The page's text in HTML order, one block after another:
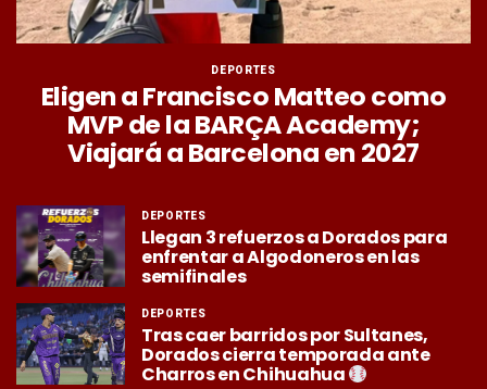
DEPORTES
Eligen a Francisco Matteo como
MVP de la BARÇA Academy;
Viajará a Barcelona en 2027
DEPORTES
Llegan 3 refuerzos a Dorados para
enfrentar a Algodoneros en las
semifinales
DEPORTES
Tras caer barridos por Sultanes,
Dorados cierra temporada ante
Charros en Chihuahua